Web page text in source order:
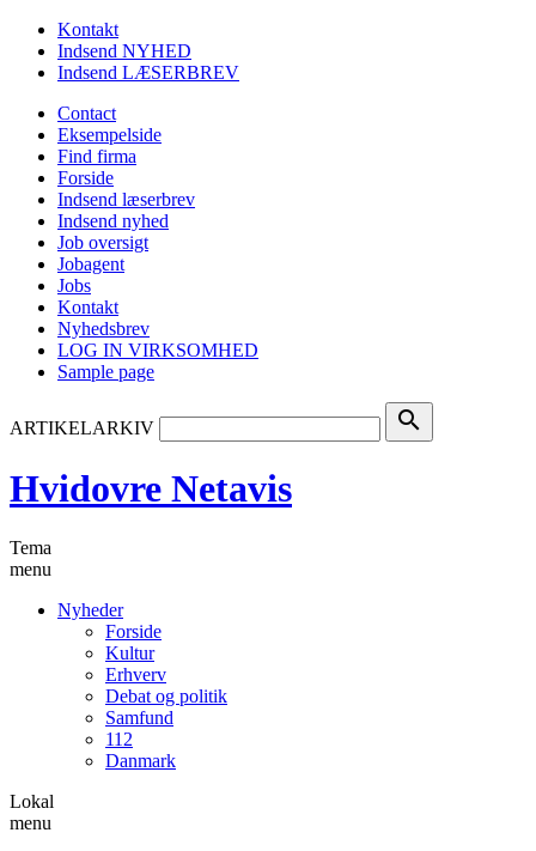
Kontakt
Indsend NYHED
Indsend LÆSERBREV
Contact
Eksempelside
Find firma
Forside
Indsend læserbrev
Indsend nyhed
Job oversigt
Jobagent
Jobs
Kontakt
Nyhedsbrev
LOG IN VIRKSOMHED
Sample page
ARTIKELARKIV search
Hvidovre Netavis
Tema
menu
Nyheder
Forside
Kultur
Erhverv
Debat og politik
Samfund
112
Danmark
Lokal
menu